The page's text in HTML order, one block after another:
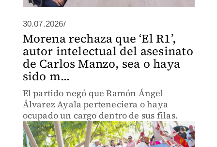
30.07.2026/
Morena rechaza que ‘El R1’,
autor intelectual del asesinato
de Carlos Manzo, sea o haya
sido m...
El partido negó que Ramón Ángel
Álvarez Ayala perteneciera o haya
ocupado un cargo dentro de sus filas.